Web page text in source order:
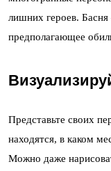
лишних героев.
предполагающее
Представьте своих
находятся, в каком
Можно даже